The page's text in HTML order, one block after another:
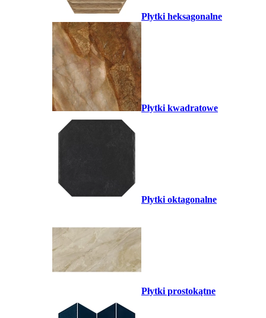
Płytki heksagonalne
Płytki kwadratowe
Płytki oktagonalne
Płytki prostokątne